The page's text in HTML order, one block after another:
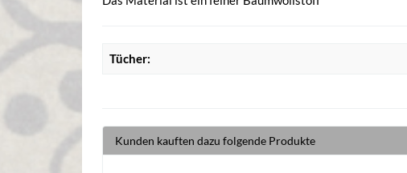
Tücher:
Kunden kauften dazu folgende Produkte